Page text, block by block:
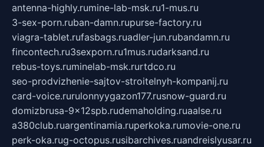
antenna-highly.rumine-lab-msk.ru1-mus.ru
3-sex-porn.ruban-damn.rupurse-factory.ru
viagra-tablet.rufasbags.ruadler-jun.rubandamn.ru
fincontech.ru3sexporn.ru1mus.rudarksand.ru
rebus-toys.ruminelab-msk.rurtdco.ru
seo-prodvizhenie-sajtov-stroitelnyh-kompanij.ru
card-voice.rurulonnyygazon177.rusnow-guard.ru
domizbrusa-9x12spb.rudemaholding.ruaalse.ru
a380club.ruargentinamia.ruperkoka.rumovie-one.ru
perk-oka.rug-octopus.rusibarchives.ruandreislyusar.ru